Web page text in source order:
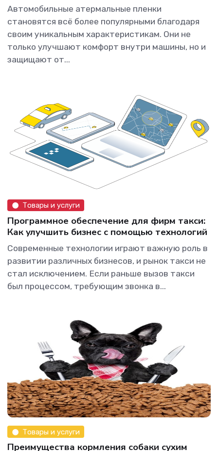
Автомобильные атермальные пленки
становятся всё более популярными благодаря
своим уникальным характеристикам. Они не
только улучшают комфорт внутри машины, но и
защищают от...
Товары и услуги
Программное обеспечение для фирм такси:
Как улучшить бизнес с помощью технологий
Современные технологии играют важную роль в
развитии различных бизнесов, и рынок такси не
стал исключением. Если раньше вызов такси
был процессом, требующим звонка в...
Товары и услуги
Преимущества кормления собаки сухим